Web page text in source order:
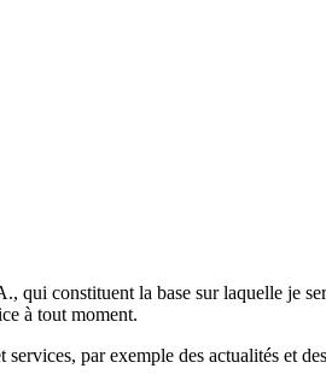
constituent la base sur laquelle je
à tout moment.
par exemple des actualités et